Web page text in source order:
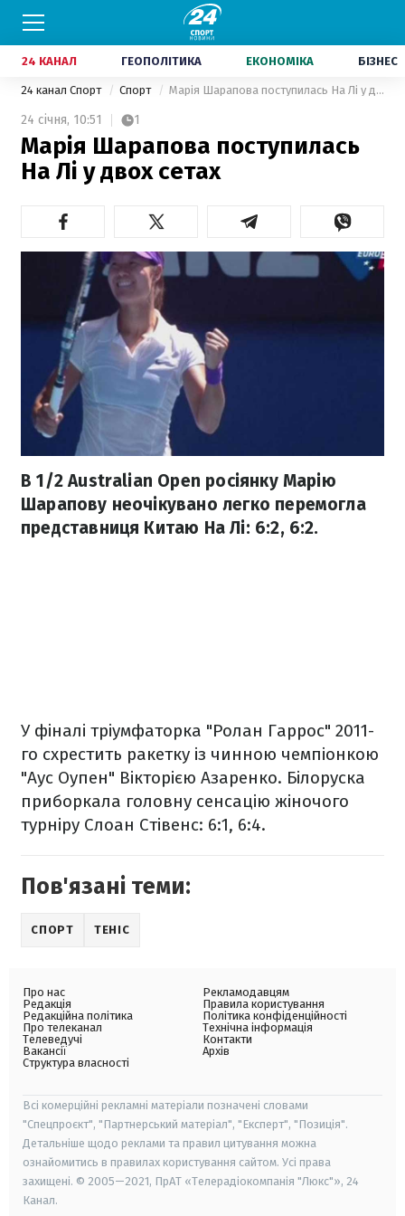
24 КАНАЛ ГЕОПОЛІТИКА ЕКОНОМІКА БІЗНЕС
24 канал Спорт Спорт Марія Шарапова поступилась На Лі у двох сетах
24 січня, 10:51 1
Марія Шарапова поступилась
На Лі у двох сетах
В 1/2 Australian Open росіянку Марію
Шарапову неочікувано легко перемогла
представниця Китаю На Лі: 6:2, 6:2.
У фіналі тріумфаторка "Ролан Гаррос" 2011-
го схрестить ракетку із чинною чемпіонкою
"Аус Оупен" Вікторією Азаренко. Білоруска
приборкала головну сенсацію жіночого
турніру Слоан Стівенс: 6:1, 6:4.
Пов'язані теми:
СПОРТ ТЕНІС
Про нас
Редакція
Редакційна політика
Про телеканал
Телеведучі
Вакансії
Структура власності
Рекламодавцям
Правила користування
Політика конфіденційності
Технічна інформація
Контакти
Архів
Всі комерційні рекламні матеріали позначені словами
"Спецпроєкт", "Партнерський матеріал", "Експерт", "Позиція".
Детальніше щодо реклами та правил цитування можна
ознайомитись в правилах користування сайтом. Усі права
захищені. © 2005—2021, ПрАТ «Телерадіокомпанія "Люкс"», 24
Канал.